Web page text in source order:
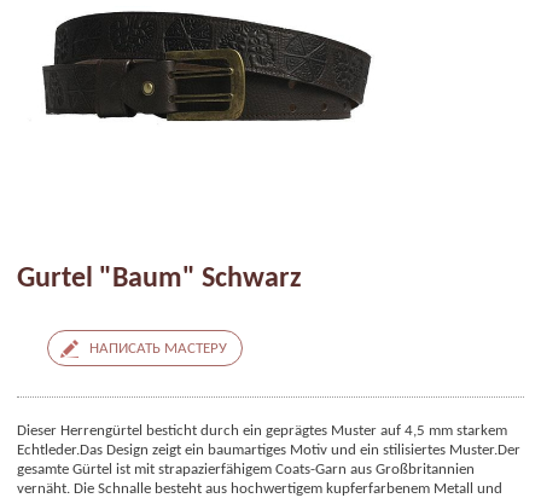
Gurtel "Baum" Schwarz
НАПИСАТЬ МАСТЕРУ
Dieser Herrengürtel besticht durch ein geprägtes Muster auf 4,5 mm starkem
Echtleder.Das Design zeigt ein baumartiges Motiv und ein stilisiertes Muster.Der
gesamte Gürtel ist mit strapazierfähigem Coats-Garn aus Großbritannien
vernäht. Die Schnalle besteht aus hochwertigem kupferfarbenem Metall und